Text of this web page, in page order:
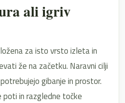
ali igriv
za isto vrsto izleta in
že na začetku. Naravni cilji
gibanje in prostor.
poti in razgledne točke